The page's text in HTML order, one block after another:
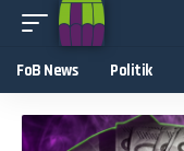
FoB News Politik